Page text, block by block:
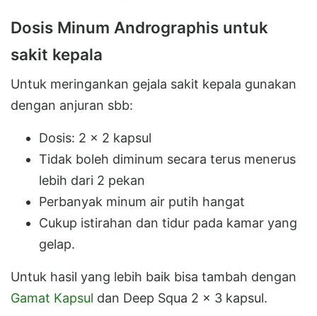
Dosis Minum Andrographis untuk
sakit kepala
Untuk meringankan gejala sakit kepala gunakan
dengan anjuran sbb:
Dosis: 2 x 2 kapsul
Tidak boleh diminum secara terus menerus
lebih dari 2 pekan
Perbanyak minum air putih hangat
Cukup istirahan dan tidur pada kamar yang
gelap.
Untuk hasil yang lebih baik bisa tambah dengan
Gamat Kapsul dan Deep Squa 2 x 3 kapsul.